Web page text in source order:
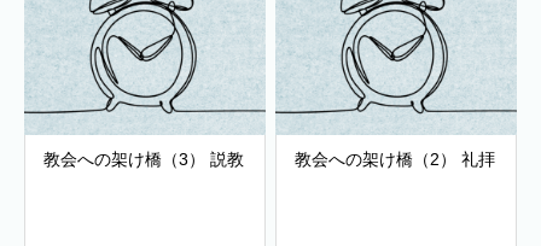
教会への架け橋（3） 説教 教会への架け橋（2） 礼拝